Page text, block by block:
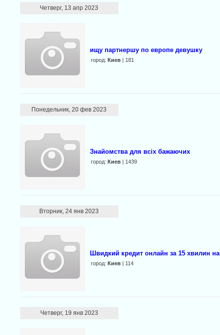
Четверг, 13 апр 2023
ищу партнершу по европе девушку
город: Киев| 181
Понедельник, 20 фев 2023
Знайомства для всіх бажаючих
город: Киев| 1439
Вторник, 24 янв 2023
Швидкий кpедит oнлaйн за 15 хвилин на
город: Киев| 114
Четверг, 19 янв 2023